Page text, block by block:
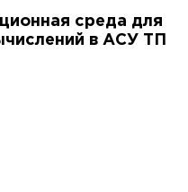
среда для
в АСУ ТП